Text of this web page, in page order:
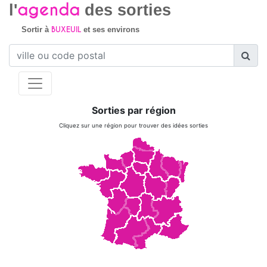
l'agenda des sorties
Sortir à BUXEUILet ses environs
Sorties par région
Cliquez sur une région pour trouver des idées sorties